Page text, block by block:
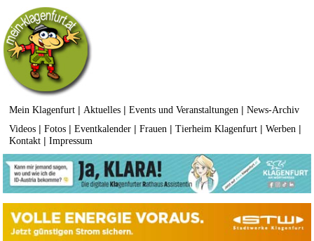
Mein Klagenfurt | Aktuelles |Events und Veranstaltungen |News-Archiv
Videos |Fotos |Eventkalender |Frauen |Tierheim Klagenfurt |Werben |
Kontakt |Impressum